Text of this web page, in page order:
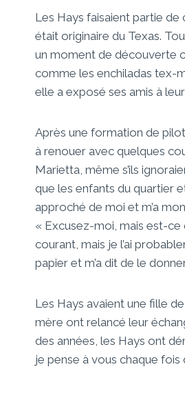
Les Hays faisaient partie de
était originaire du Texas.
un moment de découverte
comme les enchiladas tex-
elle a exposé ses amis à
Après une formation de
à renouer avec quelques
Marietta, même s’ils
que les enfants du quartier
approché de moi et m’a
« Excusez-moi, mais est-ce
courant, mais je l’ai
papier et m’a dit de le
Les Hays avaient une fille
mère ont relancé leur
des années, les Hays ont
je pense à vous chaque